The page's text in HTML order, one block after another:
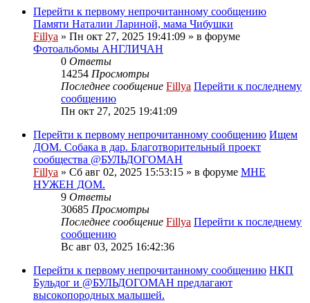
Перейти к первому непрочитанному сообщению
Памяти Наталии Лариной, мама Чибушки
Fillya » Пн окт 27, 2025 19:41:09 » в форуме
Фотоальбомы АНГЛИЧАН
0 Ответы
14254 Просмотры
Последнее сообщение Fillya Перейти к последнему
сообщению
Пн окт 27, 2025 19:41:09
Перейти к первому непрочитанному сообщению Ищем
ДОМ. Собака в дар. Благотворительный проект
сообщества @БУЛЬДОГОМАН
Fillya » Сб авг 02, 2025 15:53:15 » в форуме МНЕ
НУЖЕН ДОМ.
9 Ответы
30685 Просмотры
Последнее сообщение Fillya Перейти к последнему
сообщению
Вс авг 03, 2025 16:42:36
Перейти к первому непрочитанному сообщению НКП
Бульдог и @БУЛЬДОГОМАН предлагают
высокопородных малышей.